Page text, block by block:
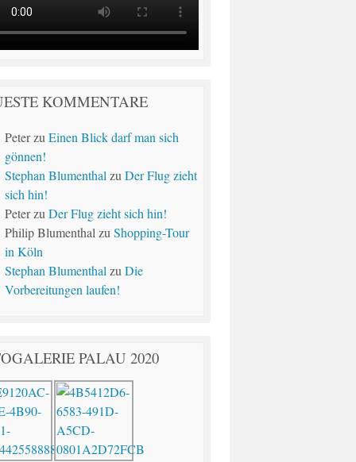
KOMMENTARE
PeterzuEinen Blick darf man sich
gönnen!
Stephan Blumenthal zuDer Flug zieht
sich hin!
PeterzuDer Flug zieht sich hin!
Philip Blumenthal zuShopping-Tour
in Köln
Stephan Blumenthal zuDie
Vorbereitungen laufen!
PALAU 2020